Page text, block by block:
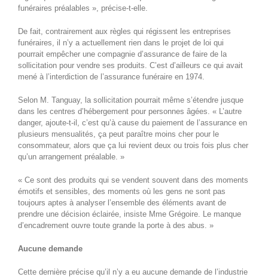
funéraires préalables », précise-t-elle.
De fait, contrairement aux règles qui régissent les entreprises
funéraires, il n’y a actuellement rien dans le projet de loi qui
pourrait empêcher une compagnie d’assurance de faire de la
sollicitation pour vendre ses produits. C’est d’ailleurs ce qui avait
mené à l’interdiction de l’assurance funéraire en 1974.
Selon M. Tanguay, la sollicitation pourrait même s’étendre jusque
dans les centres d’hébergement pour personnes âgées. « L’autre
danger, ajoute-t-il, c’est qu’à cause du paiement de l’assurance en
plusieurs mensualités, ça peut paraître moins cher pour le
consommateur, alors que ça lui revient deux ou trois fois plus cher
qu’un arrangement préalable. »
« Ce sont des produits qui se vendent souvent dans des moments
émotifs et sensibles, des moments où les gens ne sont pas
toujours aptes à analyser l’ensemble des éléments avant de
prendre une décision éclairée, insiste Mme Grégoire. Le manque
d’encadrement ouvre toute grande la porte à des abus. »
Aucune demande
Cette dernière précise qu’il n’y a eu aucune demande de l’industrie